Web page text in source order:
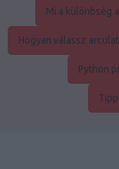
Mi a különbség
Hogyan válassz
Python